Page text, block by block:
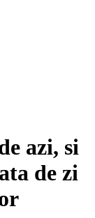
azi, si
de zi